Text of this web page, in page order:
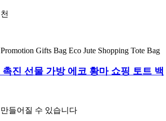
진 선물 가방 에코 황마 쇼핑 토트 백
들어질 수 있습니다